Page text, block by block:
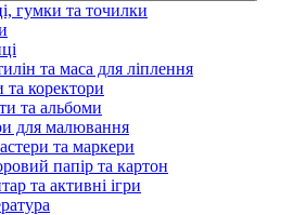
гумки та точилки
та маса для ліплення
та коректори
та альбоми
для малювання
та маркери
папір та картон
та активні ігри